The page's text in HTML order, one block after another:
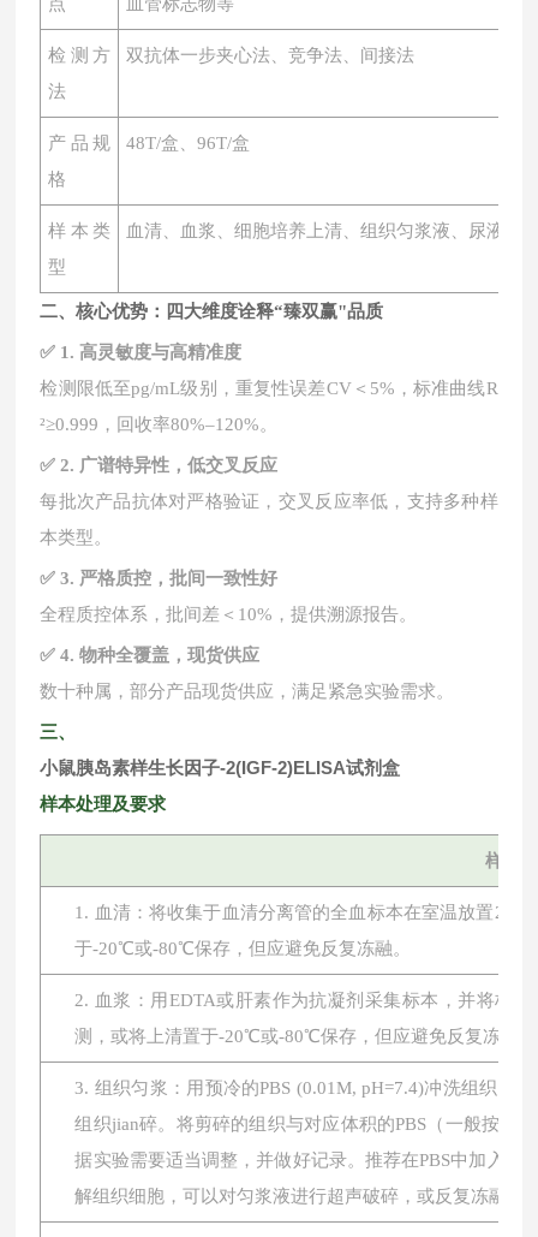
检测方
法
双抗体一步夹心法、竞争法、间接法
产品规
格
48T/盒、96T/盒
样本类
型
血清、血浆、细胞培养上清、组织匀浆液、尿液、
二、核心优势：四大维度诠释“臻双赢"品质
✅ 1. 高灵敏度与高精准度
检测限低至pg/mL级别，重复性误差CV＜5%，标准曲线R
²≥0.999，回收率80%–120%。
✅ 2. 广谱特异性，低交叉反应
每批次产品抗体对严格验证，交叉反应率低，支持多种样
本类型。
✅ 3. 严格质控，批间一致性好
全程质控体系，批间差＜ 10%，提供溯源报告。
✅ 4. 物种全覆盖，现货供应
数十种属，部分产品现货供应，满足紧急实验需求。
三、
小鼠胰岛素样生长因子-2(IGF-2)ELISA试剂盒
样本处理及要求
样本
1. 血清：将收集于血清分离管的全血标本在室温放置2
于-20℃或-80℃保存，但应避免反复冻融。
2. 血浆：用EDTA或肝素作为抗凝剂采集标本，并将标
测，或将上清置于-20℃或-80℃保存，但应避免反复冻融。
3. 组织匀浆：用预冷的PBS (0.01M, pH=7.4)冲洗组织，
组织jian碎。将剪碎的组织与对应体积的PBS（一般按
据实验需要适当调整，并做好记录。推荐在PBS中加入
解组织细胞，可以对匀浆液进行超声破碎，或反复冻融。